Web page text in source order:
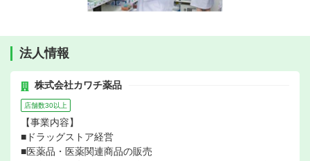
法人情報
株式会社カワチ薬品
店舗数30以上
【事業内容】
■ドラッグストア経営
■医薬品・医薬関連商品の販売